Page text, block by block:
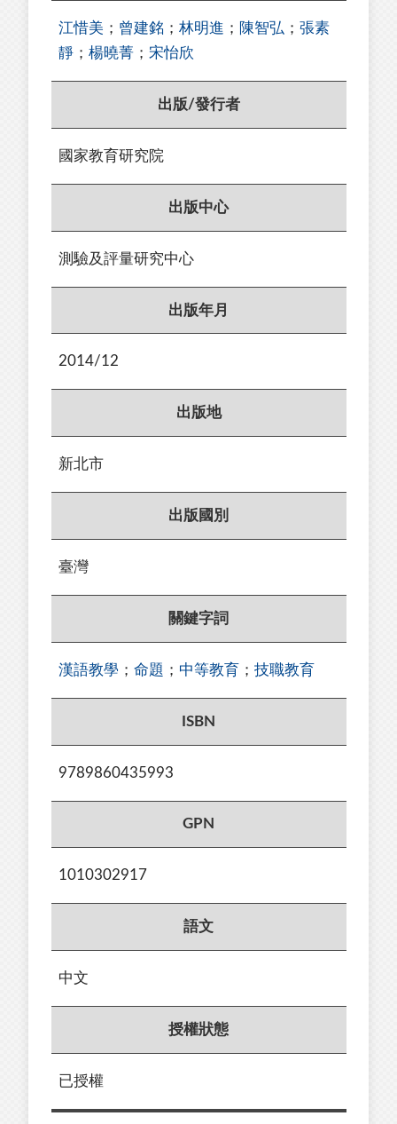
江惜美 ； 曾建銘 ； 林明進 ； 陳智弘 ； 張素
靜 ； 楊曉菁 ； 宋怡欣
出版/發行者
國家教育研究院
出版中心
測驗及評量研究中心
出版年月
2014/12
出版地
新北市
出版國別
臺灣
關鍵字詞
漢語教學 ； 命題 ； 中等教育 ； 技職教育
ISBN
9789860435993
GPN
1010302917
語文
中文
授權狀態
已授權